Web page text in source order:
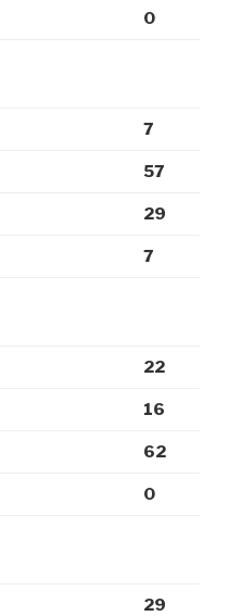
0
7
57
29
7
22
16
62
0
29